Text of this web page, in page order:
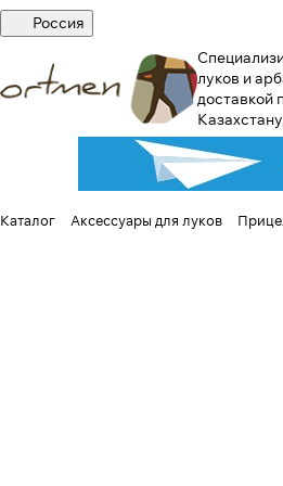
Россия
луков и
доставкой
Каталог Аксессуары для луков